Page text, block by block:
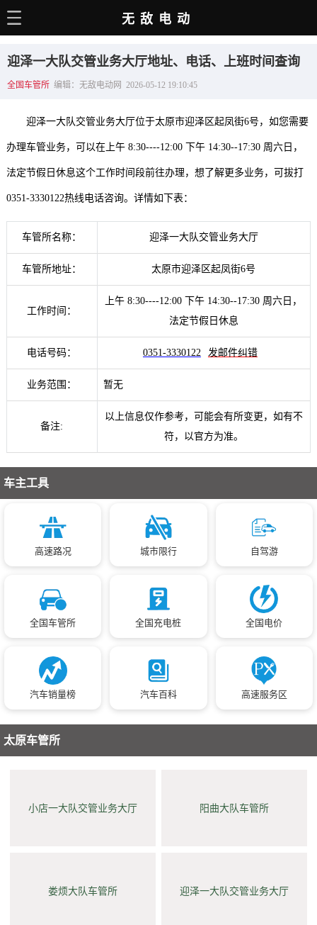
电动百科
选车推荐
充电站
用车百科
销量榜
无敌电动
迎泽一大队交管业务大厅地址、电话、上班时间查询
全国车管所 编辑：无敌电动网 2026-05-12 19:10:45
迎泽一大队交管业务大厅位于太原市迎泽区起凤街6号，如您需要
办理车管业务，可以在上午 8:30----12:00 下午 14:30--17:30 周六日，
法定节假日休息这个工作时间段前往办理，想了解更多业务，可拔打
0351-3330122热线电话咨询。详情如下表：
车管所名称： 迎泽一大队交管业务大厅
车管所地址： 太原市迎泽区起凤街6号
工作时间：
上午 8:30----12:00 下午 14:30--17:30 周六日，
法定节假日休息
电话号码： 0351-3330122 发邮件纠错
业务范围： 暂无
备注:
以上信息仅作参考，可能会有所变更，如有不
符，以官方为准。
车主工具
高速路况 城市限行 自驾游
全国车管所 全国充电桩 全国电价
汽车销量榜 汽车百科 高速服务区
太原车管所
小店一大队交管业务大厅 阳曲大队车管所
娄烦大队车管所 迎泽一大队交管业务大厅